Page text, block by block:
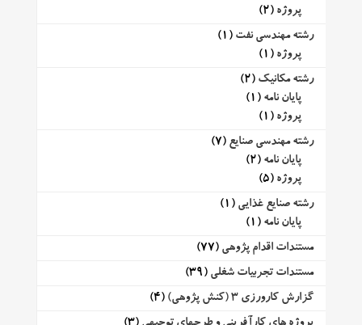
پروژه (2)
رشته مهندسی نفت (1)
پروژه (1)
رشته مکانیک (2)
پایان نامه (1)
پروژه (1)
رشته مهندسی صنایع (7)
پایان نامه (2)
پروژه (5)
رشته صنایع غذایی (1)
پایان نامه (1)
مستندات اقدام پژوهی (77)
مستندات تجربیات شغلی (39)
گزارش کارورزی 3 (کنش پژوهی)
(4)